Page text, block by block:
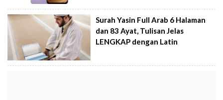
Surah Yasin Full Arab 6 Halaman
dan 83 Ayat, Tulisan Jelas
LENGKAP dengan Latin